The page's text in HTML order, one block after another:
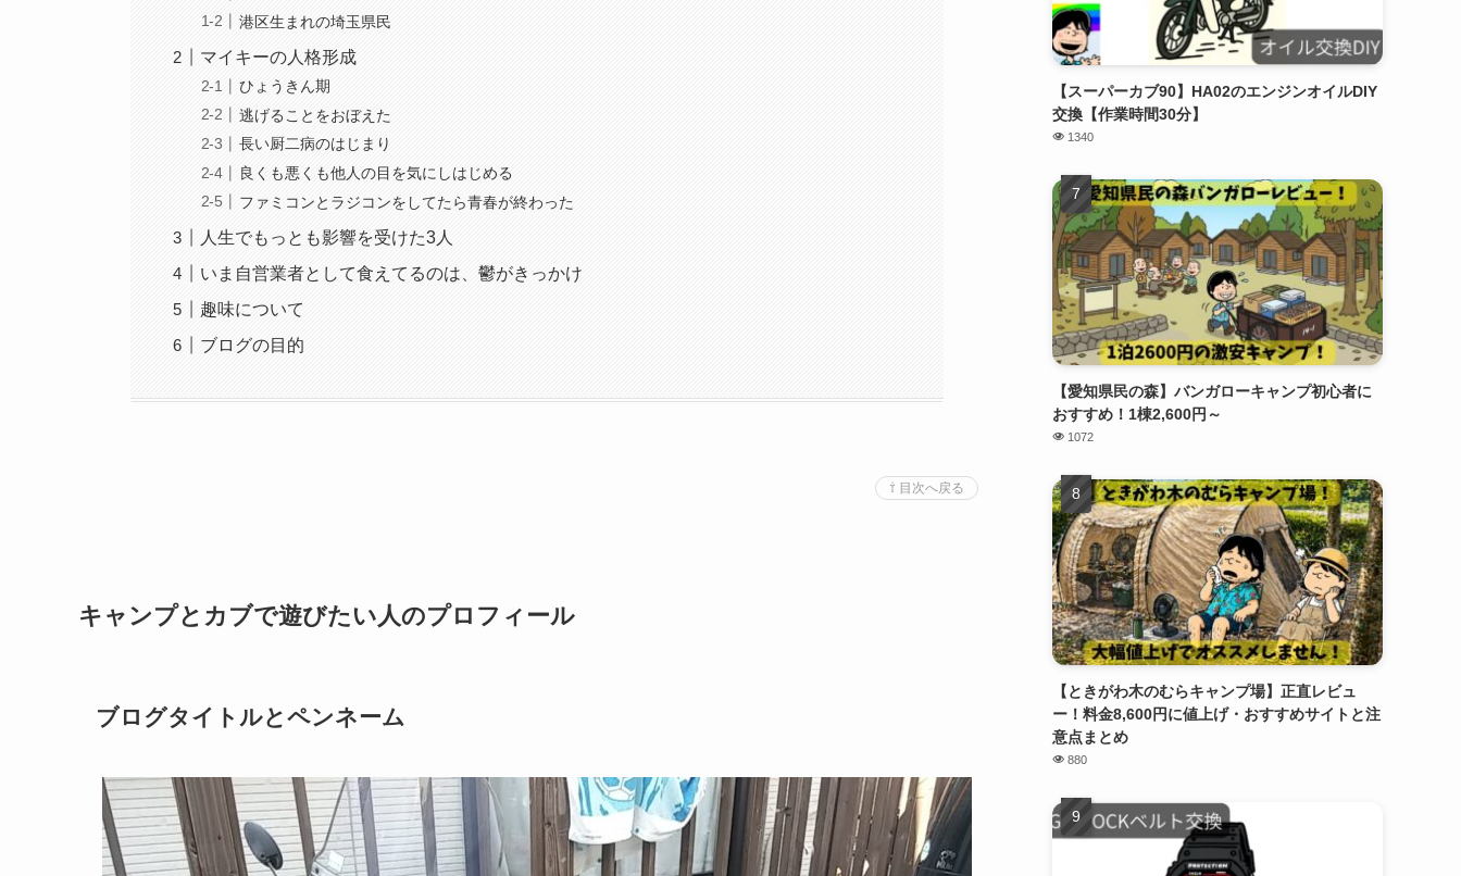
港区生まれの埼玉県民
マイキーの人格形成
ひょうきん期
逃げることをおぼえた
長い厨二病のはじまり
良くも悪くも他人の目を気にしはじめる
ファミコンとラジコンをしてたら青春が終わった
人生でもっとも影響を受けた3人
いま自営業者として食えてるのは、鬱がきっかけ
趣味について
ブログの目的
⇧ 目次へ戻る
キャンプとカブで遊びたい人のプロフィール
ブログタイトルとペンネーム
【スーパーカブ90】HA02のエンジンオイルDIY
交換【作業時間30分】
1340
【愛知県民の森】バンガローキャンプ初心者に
おすすめ！1棟2,600円～
1072
【ときがわ木のむらキャンプ場】正直レビュ
ー！料金8,600円に値上げ・おすすめサイトと注
意点まとめ
880